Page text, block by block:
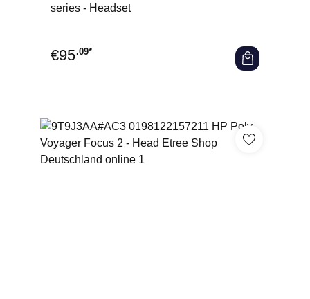
series - Headset
€95.09*